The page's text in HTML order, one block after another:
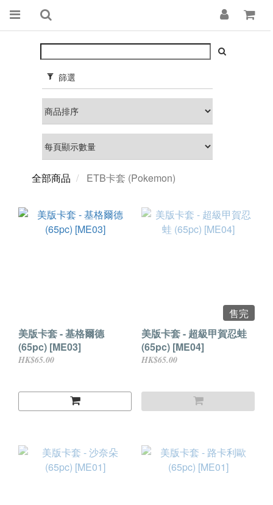
篩選
全部商品 ETB卡套 (Pokemon)
美版卡套 - 基格爾德
(65pc) [ME03]
HK$65.00
售完
美版卡套 - 超級甲賀忍蛙
(65pc) [ME04]
HK$65.00